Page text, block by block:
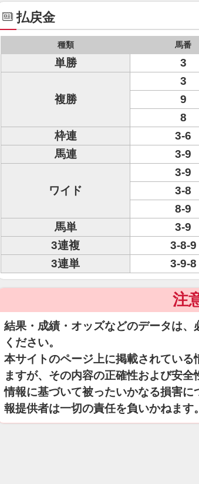
払戻金
種類 馬番
単勝 3
複勝
3
9
8
枠連
3-6
馬連
3-9
ワイド
3-9
3-8
8-9
馬単
3-9
3連複
3-8-9
3連単
3-9-8
注
結果・成績・オッズなどのデータは
ください。
本サイトのページ上に掲載されてい
ますが、その内容の正確性および安
情報に基づいて被ったいかなる損害
報提供者は一切の責任を負いかねます。